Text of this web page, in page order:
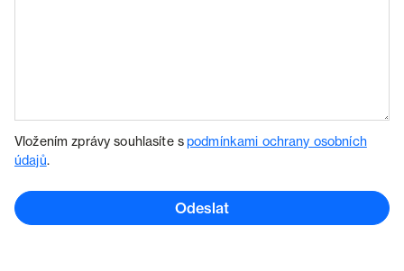
Vložením zprávy souhlasíte spodmínkami ochrany osobních
údajů.
Odeslat